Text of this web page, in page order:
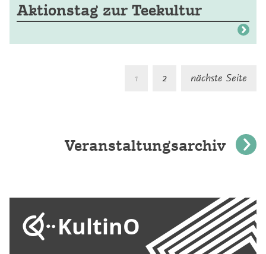
Aktionstag zur Teekultur
1 2 nächste Seite
Veranstaltungsarchiv
KultinO